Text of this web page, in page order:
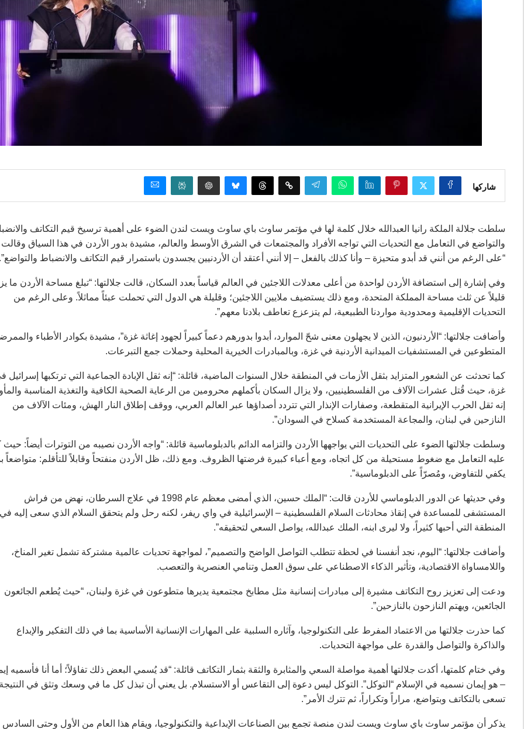
شاركها
سلطت جلالة الملكة رانيا العبدالله خلال كلمة لها في مؤتمر ساوث باي ساوث ويست لندن الضوء على أهمية ترسيخ قيم التكاتف
والتواضع في التعامل مع التحديات التي تواجه الأفراد والمجتمعات في الشرق الأوسط والعالم، مشيدة بدور الأردن في هذا السياق وقالت
“على الرغم من أنني قد أبدو متحيزة – وأنا كذلك بالفعل – إلا أنني أعتقد أن الأردنيين يجسدون باستمرار قيم التكاتف والانضباط
وفي إشارة إلى استضافة الأردن لواحدة من أعلى معدلات اللاجئين في العالم قياساً بعدد السكان، قالت جلالتها: “تبلغ مساحة الأردن ما
قليلاً عن ثلث مساحة المملكة المتحدة، ومع ذلك يستضيف ملايين اللاجئين؛ وقليلة هي الدول التي تحملت عبئاً مماثلاً. وعلى الرغم من
التحديات الإقليمية ومحدودية مواردنا الطبيعية، لم يتزعزع تعاطف بلادنا معهم”.
وأضافت جلالتها: “الأردنيون، الذين لا يجهلون معنى شحّ الموارد، أبدوا بدورهم دعماً كبيراً لجهود إغاثة غزة”، مشيدة بكوادر الأطباء
المتطوعين في المستشفيات الميدانية الأردنية في غزة، وبالمبادرات الخيرية المحلية وحملات جمع التبرعات.
كما تحدثت عن الشعور المتزايد بثقل الأزمات في المنطقة خلال السنوات الماضية، قائلة: “إنه ثقل الإبادة الجماعية التي ترتكبها إسرائيل
غزة، حيث قُتل عشرات الآلاف من الفلسطينيين، ولا يزال السكان بأكملهم محرومين من الرعاية الصحية الكافية والتغذية المناسبة
إنه ثقل الحرب الإيرانية المتقطعة، وصفارات الإنذار التي تتردد أصداؤها عبر العالم العربي، ووقف إطلاق النار الهش، ومئات الآلاف من
النازحين في لبنان، والمجاعة المستخدمة كسلاح في السودان”.
وسلطت جلالتها الضوء على التحديات التي يواجهها الأردن والتزامه الدائم بالدبلوماسية قائلة: “واجه الأردن نصيبه من التوترات أيضاً:
عليه التعامل مع ضغوط مستحيلة من كل اتجاه، ومع أعباء كبيرة فرضتها الظروف. ومع ذلك، ظل الأردن منفتحاً وقابلاً للتأقلم: متواضعاً
يكفي للتفاوض، ومُصرّاً على الدبلوماسية”.
وفي حديثها عن الدور الدبلوماسي للأردن قالت: “الملك حسين، الذي أمضى معظم عام 1998 في علاج السرطان، نهض من فراش
المستشفى للمساعدة في إنقاذ محادثات السلام الفلسطينية – الإسرائيلية في واي ريفر، لكنه رحل ولم يتحقق السلام الذي سعى إليه في
المنطقة التي أحبها كثيراً، ولا ليرى ابنه، الملك عبدالله، يواصل السعي لتحقيقه”.
وأضافت جلالتها: “اليوم، نجد أنفسنا في لحظة تتطلب التواصل الواضح والتصميم”، لمواجهة تحديات عالمية مشتركة تشمل تغير المناخ،
واللامساواة الاقتصادية، وتأثير الذكاء الاصطناعي على سوق العمل وتنامي العنصرية والتعصب.
ودعت إلى تعزيز روح التكاتف مشيرة إلى مبادرات إنسانية مثل مطابخ مجتمعية يديرها متطوعون في غزة ولبنان، “حيث يُطعم الجائعون
الجائعين، ويهتم النازحون بالنازحين”.
كما حذرت جلالتها من الاعتماد المفرط على التكنولوجيا، وآثاره السلبية على المهارات الإنسانية الأساسية بما في ذلك التفكير والإبداع
والذاكرة والتواصل والقدرة على مواجهة التحديات.
وفي ختام كلمتها، أكدت جلالتها أهمية مواصلة السعي والمثابرة والثقة بثمار التكاتف قائلة: “قد يُسمي البعض ذلك تفاؤلاً؛ أما أنا فأسميه
– هو إيمان نسميه في الإسلام “التوكل”. التوكل ليس دعوة إلى التقاعس أو الاستسلام. بل يعني أن تبذل كل ما في وسعك وتثق في
تسعى بالتكاتف وبتواضع، مراراً وتكراراً، ثم تترك الأمر”.
يذكر أن مؤتمر ساوث باي ساوث ويست لندن منصة تجمع بين الصناعات الإبداعية والتكنولوجيا، ويقام هذا العام من الأول وحتى